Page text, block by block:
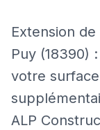
Extension
Puy (18390)
votre
ALP